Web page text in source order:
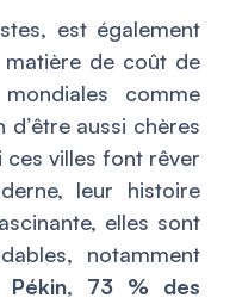
est également
de coût de
comme
d’être aussi chères
ces villes font rêver
leur histoire
elles sont
notamment
Pékin, 73 % des